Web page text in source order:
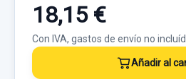
18,15 €
Con IVA, gastos de envío no
Añadir al